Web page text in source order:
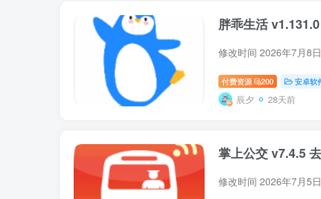
胖乖生活
修改时间 2026年7月8
付费资源 200 安卓软
辰夕 28天前
掌上公交 v7.4.5